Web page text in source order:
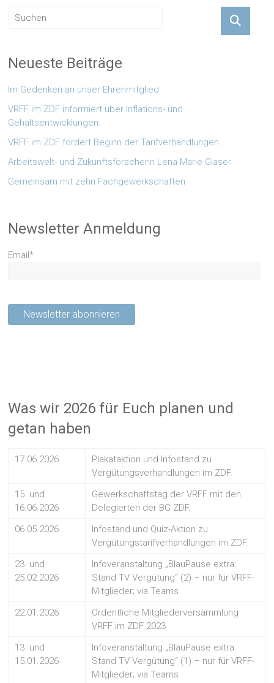
Neueste Beiträge
Im Gedenken an unser Ehrenmitglied
VRFF im ZDF informiert über Inflations- und
Gehaltsentwicklungen:
VRFF im ZDF fordert Beginn der Tarifverhandlungen
Arbeitswelt- und Zukunftsforscherin Lena Marie Glaser
Gemeinsam mit zehn Fachgewerkschaften
Newsletter Anmeldung
Email*
Was wir 2026 für Euch planen und
getan haben
17.06.2026
Plakataktion und Infostand zu
Vergütungsverhandlungen im ZDF.
15. und
16.06.2026
Gewerkschaftstag der VRFF mit den
Delegierten der BG ZDF.
06.05.2026
Infostand und Quiz-Aktion zu
Vergütungstarifverhandlungen im ZDF.
23. und
25.02.2026
Infoveranstaltung „BlauPause extra:
Stand TV Vergütung“ (2) – nur für VRFF-
Mitglieder; via Teams
22.01.2026
Ordentliche Mitgliederversammlung
VRFF im ZDF 2023
13. und
15.01.2026
Infoveranstaltung „BlauPause extra:
Stand TV Vergütung“ (1) – nur für VRFF-
Mitglieder; via Teams